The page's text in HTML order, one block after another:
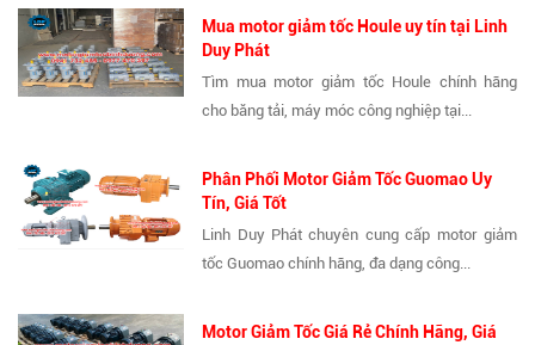
Mua motor giảm tốc Houle uy tín tại Linh
Duy Phát
Tìm mua motor giảm tốc Houle chính hãng
cho băng tải, máy móc công nghiệp tại...
Phân Phối Motor Giảm Tốc Guomao Uy
Tín, Giá Tốt
Linh Duy Phát chuyên cung cấp motor giảm
tốc Guomao chính hãng, đa dạng công...
Motor Giảm Tốc Giá Rẻ Chính Hãng, Giá